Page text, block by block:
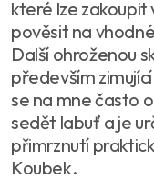
které lze
pověsit na
Další ohroženou
především
se na mne často
sedět labuť a je
přimrznutí
Koubek.